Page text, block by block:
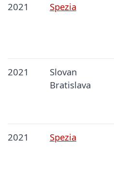
2021 Spezia
2021
Slovan
Bratislava
2021 Spezia